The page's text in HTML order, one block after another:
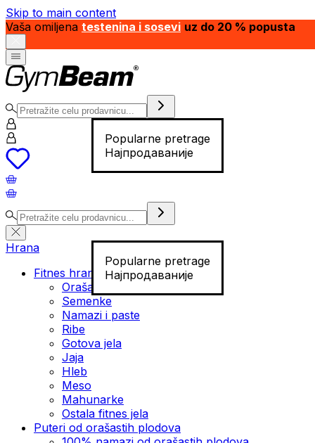
Skip to main content
Vaša omiljena testenina i sosevi uz do 20 % popusta
Popularne pretrage
Најпродаваније
Popularne pretrage
Најпродаваније
Hrana
Fitnes hrana
Orašasti plodovi
Semenke
Namazi i paste
Ribe
Gotova jela
Јаја
Hleb
Meso
Mahunarke
Ostala fitnes jela
Puteri od orašastih plodova